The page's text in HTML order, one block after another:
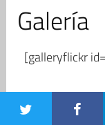
Galería
[galleryflickr